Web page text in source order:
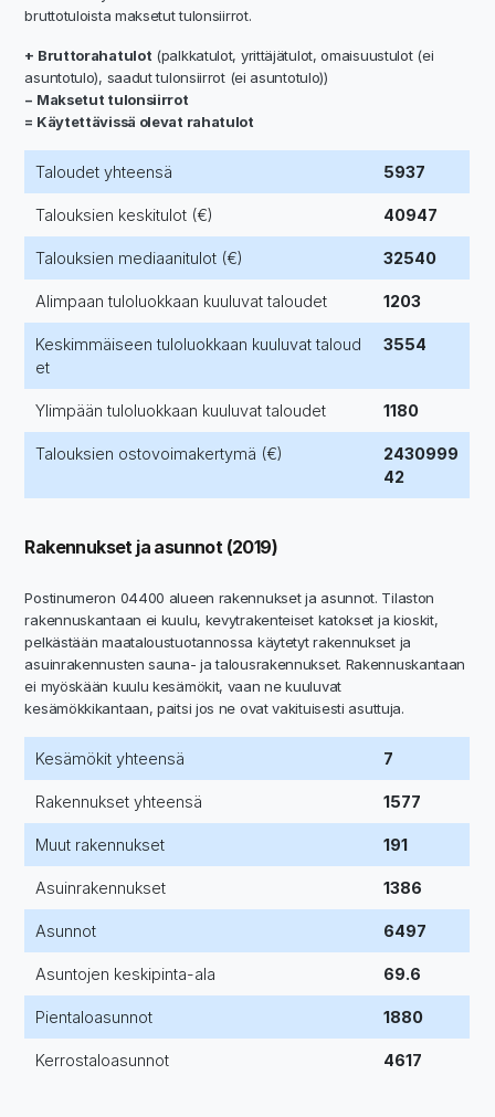
bruttotuloista maksetut tulonsiirrot.
+ Bruttorahatulot (palkkatulot, yrittäjätulot, omaisuustulot (ei
asuntotulo), saadut tulonsiirrot (ei asuntotulo))
− Maksetut tulonsiirrot
= Käytettävissä olevat rahatulot
Taloudet yhteensä 5937
Talouksien keskitulot (€) 40947
Talouksien mediaanitulot (€) 32540
Alimpaan tuloluokkaan kuuluvat taloudet 1203
Keskimmäiseen tuloluokkaan kuuluvat taloud
et
3554
Ylimpään tuloluokkaan kuuluvat taloudet 1180
Talouksien ostovoimakertymä (€)
2430999
42
Rakennukset ja asunnot (2019)
Postinumeron 04400 alueen rakennukset ja asunnot. Tilaston
rakennuskantaan ei kuulu, kevytrakenteiset katokset ja kioskit,
pelkästään maataloustuotannossa käytetyt rakennukset ja
asuinrakennusten sauna- ja talousrakennukset. Rakennuskantaan
ei myöskään kuulu kesämökit, vaan ne kuuluvat
kesämökkikantaan, paitsi jos ne ovat vakituisesti asuttuja.
Kesämökit yhteensä 7
Rakennukset yhteensä 1577
Muut rakennukset 191
Asuinrakennukset 1386
Asunnot 6497
Asuntojen keskipinta-ala 69.6
Pientaloasunnot 1880
Kerrostaloasunnot 4617